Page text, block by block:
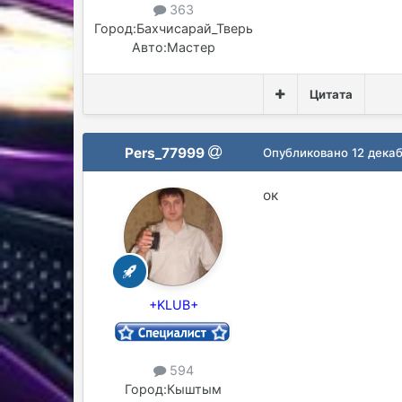
363
Город:Бахчисарай_Тверь
Авто:Мастер
Цитата
Pers_77999
+KLUB+
594
Город:Кыштым
Опубликовано12
ок